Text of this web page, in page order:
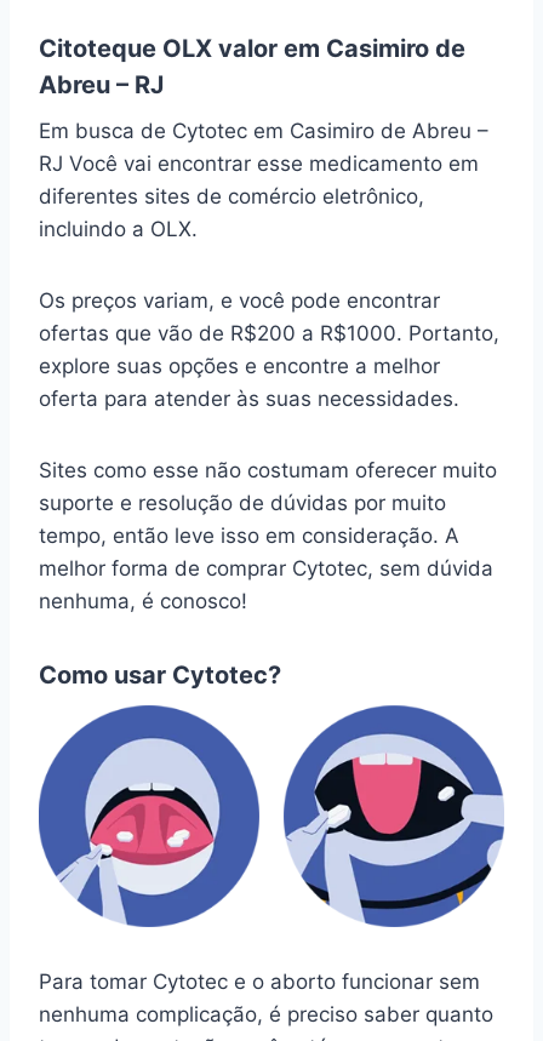
Citoteque OLX valor em Casimiro de
Abreu – RJ
Em busca de Cytotec em Casimiro de Abreu –
RJ Você vai encontrar esse medicamento em
diferentes sites de comércio eletrônico,
incluindo a OLX.
Os preços variam, e você pode encontrar
ofertas que vão de R$200 a R$1000. Portanto,
explore suas opções e encontre a melhor
oferta para atender às suas necessidades.
Sites como esse não costumam oferecer muito
suporte e resolução de dúvidas por muito
tempo, então leve isso em consideração. A
melhor forma de comprar Cytotec, sem dúvida
nenhuma, é conosco!
Como usar Cytotec?
Para tomar Cytotec e o aborto funcionar sem
nenhuma complicação, é preciso saber quanto